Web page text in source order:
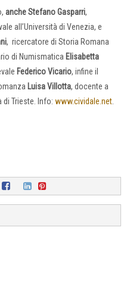
anche Stefano Gasparri,
all’Università di Venezia, e
, ricercatore di Storia Romana
di Numismatica Elisabetta
Federico Vicario, infine il
Luisa Villotta, docente a
di Trieste. Info: www.cividale.net.